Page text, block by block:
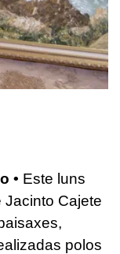
• Este luns
Cajete
polos